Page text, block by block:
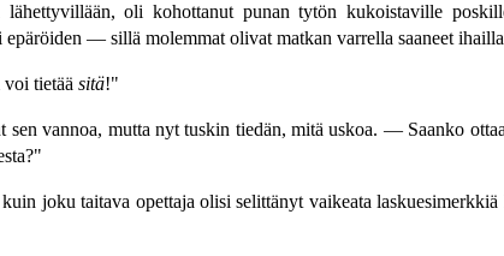
oli kohottanut punan tytön kukoistaville
epäröiden — sillä molemmat olivat matkan varrella saaneet
tietää sitä!"
vannoa, mutta nyt tuskin tiedän, mitä uskoa. — Saanko
joku taitava opettaja olisi selittänyt vaikeata